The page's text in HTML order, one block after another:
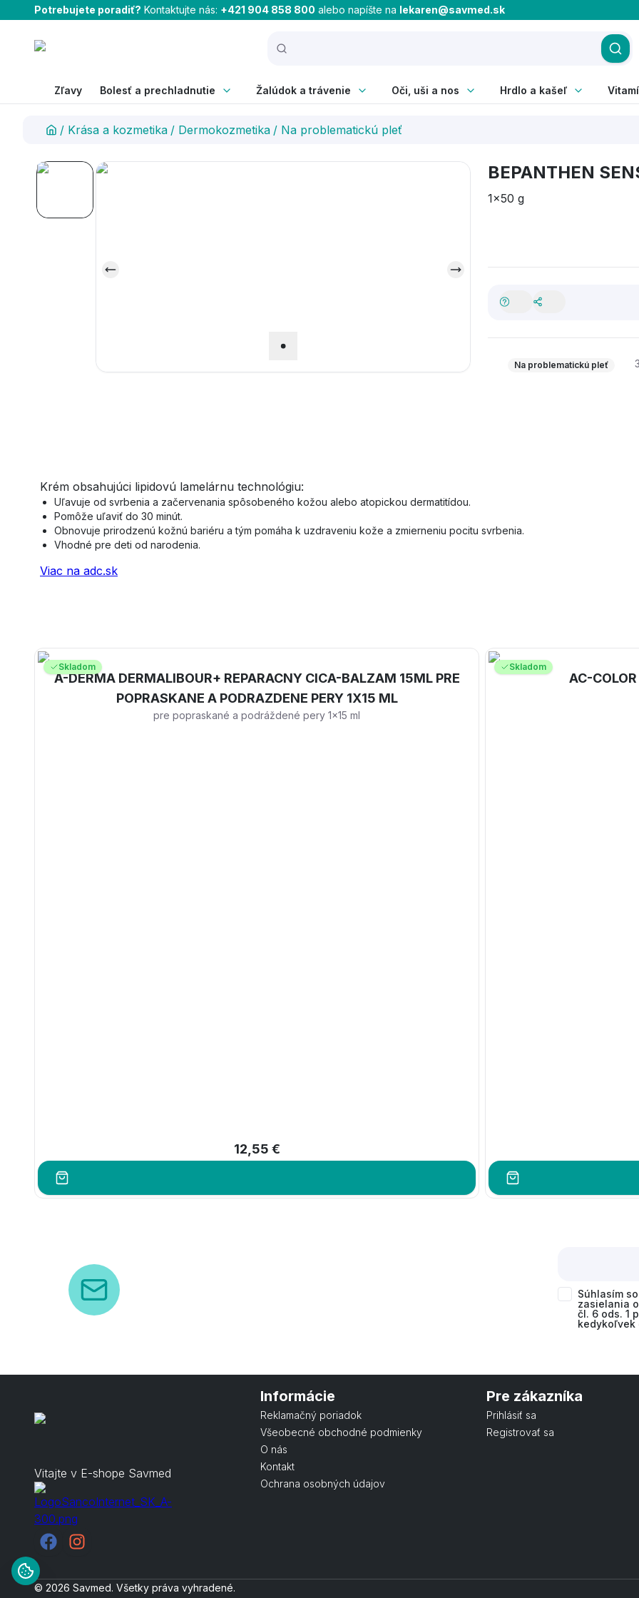
Potrebujete poradiť? Kontaktujte nás: +421 904 858 800 alebo napíšte na lekaren@savmed.sk
Zľavy Bolesť a prechladnutie Žalúdok a trávenie Oči, uši a nos Hrdlo a kašeľ
/ Krása a kozmetika / Dermokozmetika / Na problematickú pleť
BEPANTHEN
1x50 g
Na problematickú pleť
Krém obsahujúci lipidovú lamelárnu technológiu:
Uľavuje od svrbenia a začervenania spôsobeného kožou alebo atopickou dermatitídou.
Pomôže uľaviť do 30 minút.
Obnovuje prirodzenú kožnú bariéru a tým pomáha k uzdraveniu kože a zmierneniu pocitu svrbenia.
Vhodné pre deti od narodenia.
Viac na adc.sk
Skladom
A-DERMA DERMALIBOUR+ REPARACNY CICA-BALZAM 15ML PRE
POPRASKANE A PODRAZDENE PERY 1X15 ML
pre popraskané a podráždené pery 1x15 ml
12,55 €
Skladom
AC-
Súhlasím so
zasielania
čl. 6 ods. 1
kedykoľvek
Vitajte v E-shope Savmed
Informácie
Reklamačný poriadok
Všeobecné obchodné podmienky
O nás
Kontakt
Ochrana osobných údajov
Pre zákazníka
Prihlásiť sa
Registrovať sa
© 2026 Savmed. Všetky práva vyhradené.